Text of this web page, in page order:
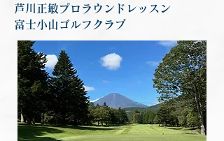
芦川正敏プロラウンドレッスン
富士小山ゴルフクラブ